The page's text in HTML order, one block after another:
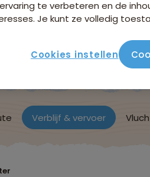
Verblijf & vervoer
te verbeteren en de
Je kunt ze volledig
Cookies instellen